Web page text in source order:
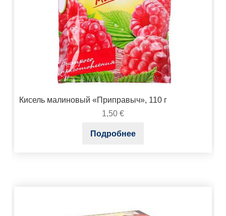
Кисель малиновый «Приправыч», 110 г
1,50 €
Подробнее